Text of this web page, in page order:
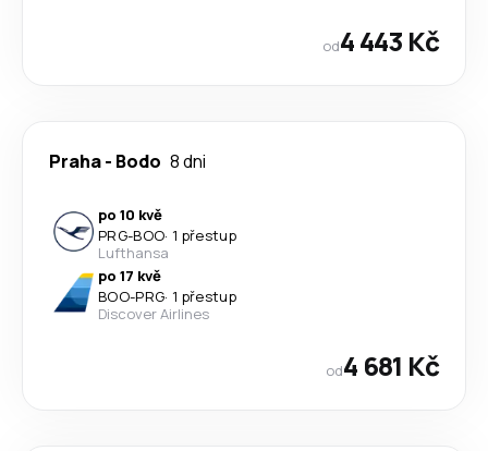
od4 443 Kč
Praha- Bodo 8 dni
po 10 kvě
PRG-BOO· 1 přestup
Lufthansa
po 17 kvě
BOO-PRG· 1 přestup
Discover Airlines
od4 681 Kč